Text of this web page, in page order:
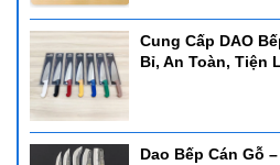
Cung Cấp DAO
Bỉ, An Toàn, Tiện
Dao Bếp Cán Gỗ